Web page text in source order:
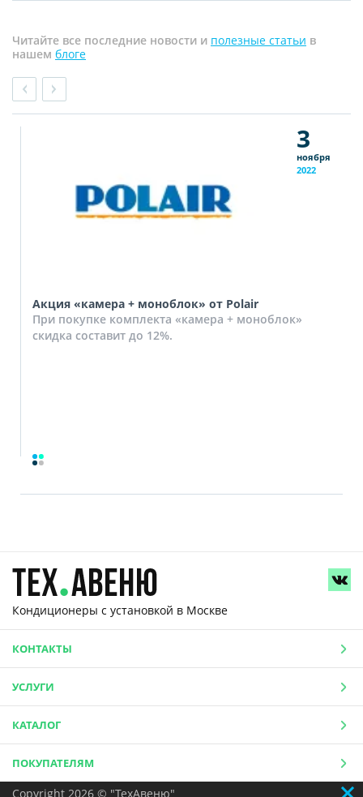
Читайте все последние новости и полезные статьи в
нашем блоге
3
ноября
2022
Акция «камера + моноблок» от Polair
При покупке комплекта «камера + моноблок»
скидка составит до 12%.
Кондиционеры с установкой в Москве
КОНТАКТЫ
УСЛУГИ
КАТАЛОГ
ПОКУПАТЕЛЯМ
Copyright 2026 © "ТехАвеню"